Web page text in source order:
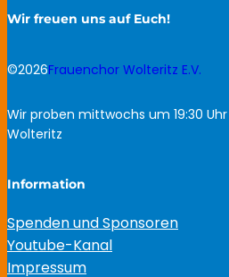
Wir freuen uns auf Euch!
©2026Frauenchor Wolteritz E.V.
Wir proben mittwochs um 19:30
Wolteritz
Information
Spenden und Sponsoren
Youtube-Kanal
Impressum